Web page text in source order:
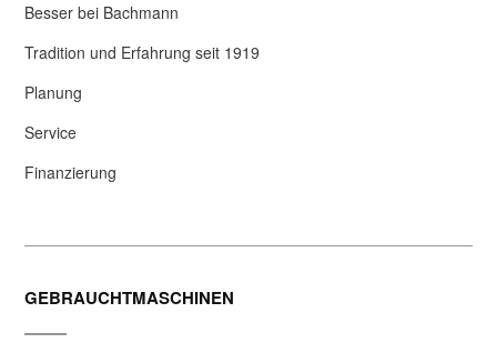
Besser bei Bachmann
Tradition und Erfahrung seit 1919
Planung
Service
Finanzierung
GEBRAUCHTMASCHINEN